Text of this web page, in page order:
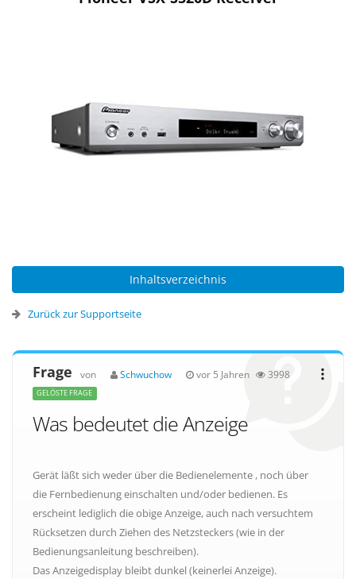
Inhaltsverzeichnis
Zurück zur Supportseite
Frage von Schwuchow vor 5 Jahren 3998
GELÖSTE FRAGE
Was bedeutet die Anzeige
Gerät läßt sich weder über die Bedienelemente , noch über
die Fernbedienung einschalten und/oder bedienen. Es
erscheint lediglich die obige Anzeige, auch nach versuchtem
Rücksetzen durch Ziehen des Netzsteckers (wie in der
Bedienungsanleitung beschreiben).
Das Anzeigedisplay bleibt dunkel (keinerlei Anzeige).